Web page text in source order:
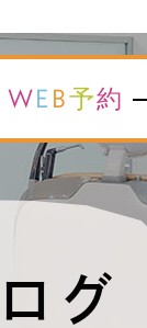
WE B予約
グ